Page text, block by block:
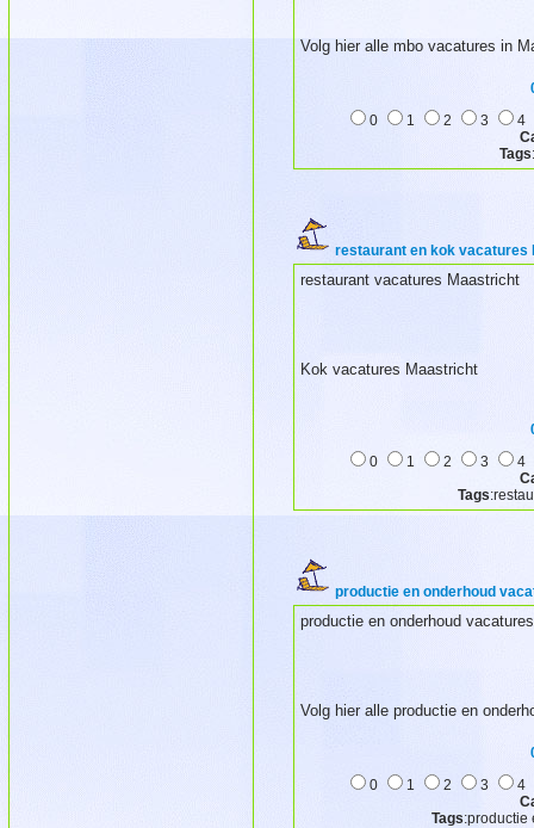
Volg hier alle mbo vacatures in
0
1 2 3
4
Tags
restaurant en kok vacatures
restaurant vacatures Maastricht
Kok vacatures Maastricht
0
1 2 3
4
Tags
productie en onderhoud
productie en onderhoud
Volg hier alle productie en
0
1 2 3
4
Tags:productie